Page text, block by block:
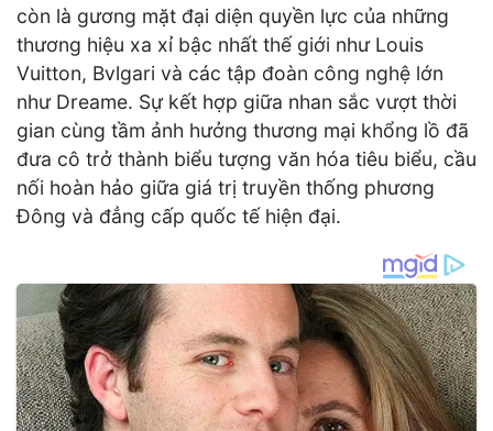
còn là gương mặt đại diện quyền lực của những
thương hiệu xa xỉ bậc nhất thế giới như Louis
Vuitton, Bvlgari và các tập đoàn công nghệ lớn
như Dreame. Sự kết hợp giữa nhan sắc vượt thời
gian cùng tầm ảnh hưởng thương mại khổng lồ đã
đưa cô trở thành biểu tượng văn hóa tiêu biểu, cầu
nối hoàn hảo giữa giá trị truyền thống phương
Đông và đẳng cấp quốc tế hiện đại.